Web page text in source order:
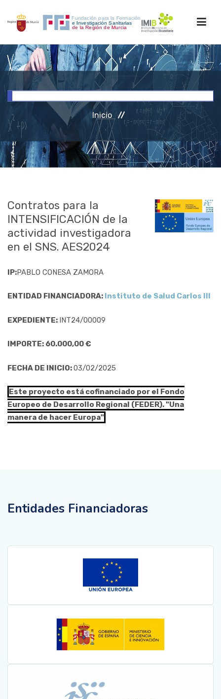
INICIO
INVESTIGACIÓN
RRHH
ACCESO PERSONAL
Inicio
Contratos para la
INTENSIFICACIÓN de la
actividad investigadora
en el SNS. AES2024
IP:PABLO CONESA ZAMORA
ENTIDAD FINANCIADORA: Instituto de Salud Carlos III
EXPEDIENTE: INT24/00009
IMPORTE: 60.000,00 €
FECHA DE INICIO:03/02/2025
Este proyecto está cofinanciado por el Fondo
Europeo de Desarrollo Regional (FEDER). "Una
manera de hacer Europa"
Entidades Financiadoras